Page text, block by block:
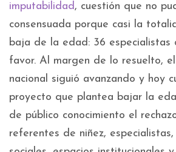
imputabilidad, cuestión que no
consensuada porque casi la
baja de la edad: 36 especialistas
favor. Al margen de lo resuelto,
nacional siguió avanzando y hoy
proyecto que plantea bajar la
de público conocimiento el
referentes de niñez, especialistas,